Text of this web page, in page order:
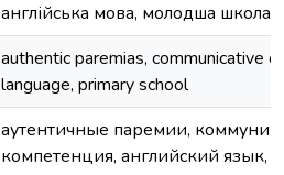
англійська мова, молодша школа
authentic paremias, communicative
language, primary school
аутентичные паремии,
компетенция, английский язык,